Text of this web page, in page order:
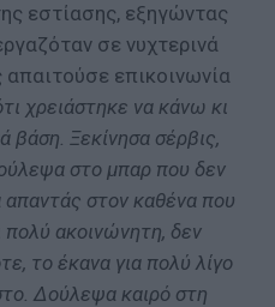
εστίασης, εξηγώντας
σε νυχτερινά
επικοινωνία
χρειάστηκε να κάνω κι
βάση. Ξεκίνησα σέρβις,
στο μπαρ που δεν
απαντάς στον καθένα που
πολύ ακοινώνητη, δεν
το έκανα για πολύ λίγο
Δούλεψα καιρό στη